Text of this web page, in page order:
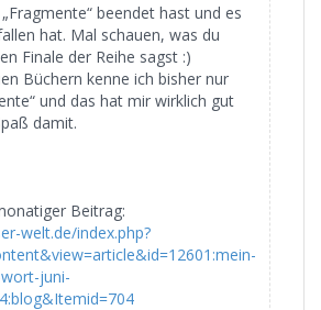
beendet hast und es
hat. Mal schauen, was du
Finale der Reihe sagst :)
Büchern kenne ich bisher nur
und das hat mir wirklich gut
damit.
Beitrag:
welt.de/index.php?
juni-